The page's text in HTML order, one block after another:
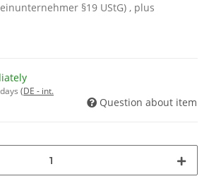
§19 UStG) , plus
(DE - int.
Question about item